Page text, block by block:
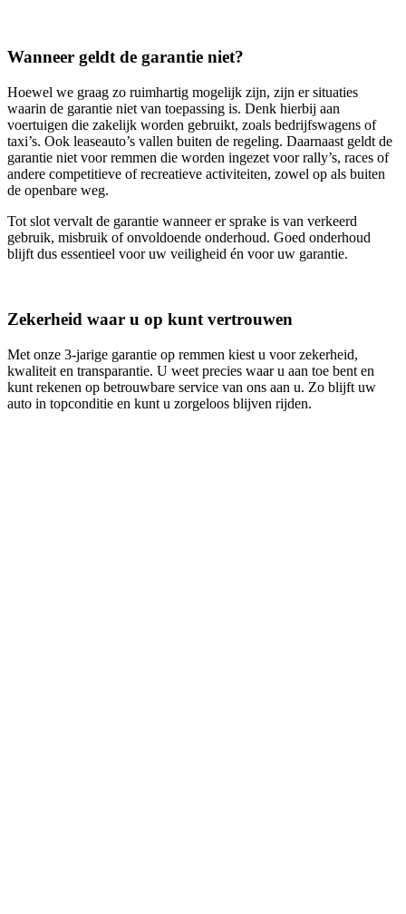
Wanneer geldt de garantie niet?
Hoewel we graag zo ruimhartig mogelijk zijn, zijn er situaties
waarin de garantie niet van toepassing is. Denk hierbij aan
voertuigen die zakelijk worden gebruikt, zoals bedrijfswagens of
taxi’s. Ook leaseauto’s vallen buiten de regeling. Daarnaast geldt de
garantie niet voor remmen die worden ingezet voor rally’s, races of
andere competitieve of recreatieve activiteiten, zowel op als buiten
de openbare weg.
Tot slot vervalt de garantie wanneer er sprake is van verkeerd
gebruik, misbruik of onvoldoende onderhoud. Goed onderhoud
blijft dus essentieel voor uw veiligheid én voor uw garantie.
Zekerheid waar u op kunt vertrouwen
Met onze 3‑jarige garantie op remmen kiest u voor zekerheid,
kwaliteit en transparantie. U weet precies waar u aan toe bent en
kunt rekenen op betrouwbare service van ons aan u. Zo blijft uw
auto in topconditie en kunt u zorgeloos blijven rijden.